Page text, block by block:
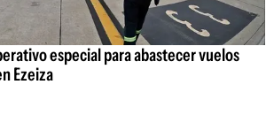
especial para abastecer vuelos
Ezeiza